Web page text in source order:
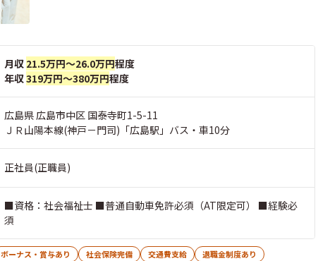
月収 21.5万円～26.0万円程度
年収319万円～380万円程度
広島県 広島市中区 国泰寺町1-5-11
ＪＲ山陽本線(神戸－門司)「広島駅」バス・車10分
正社員(正職員)
■資格：社会福祉士 ■普通自動車免許必須（AT限定可） ■経験必
須
ボーナス・賞与あり 社会保険完備 交通費支給 退職金制度あり